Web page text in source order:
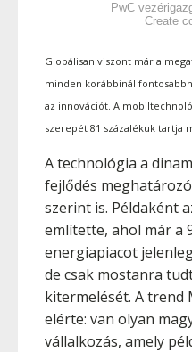
PwC
Create
Globálisan viszont már a
minden korábbinál
az innovációt. A
szerepét 81 százalékuk tartja
A technológia a
fejlődés
szerint is. Példaként
említette, ahol már a
energiapiacot
de csak mostanra
kitermelését. A trend
elérte: van olyan
vállalkozás, amely